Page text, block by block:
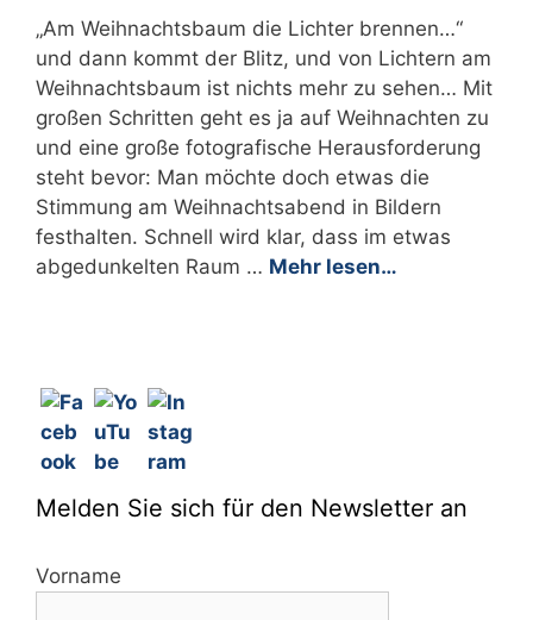
„Am Weihnachtsbaum die Lichter brennen…“
und dann kommt der Blitz, und von Lichtern am
Weihnachtsbaum ist nichts mehr zu sehen… Mit
großen Schritten geht es ja auf Weihnachten zu
und eine große fotografische Herausforderung
steht bevor: Man möchte doch etwas die
Stimmung am Weihnachtsabend in Bildern
festhalten. Schnell wird klar, dass im etwas
abgedunkelten Raum … Mehr lesen…
Melden Sie sich für den Newsletter an
Vorname